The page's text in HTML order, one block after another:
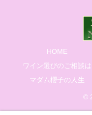
HOME
ワイン選びのご相談は
マダム櫻子の人生
©